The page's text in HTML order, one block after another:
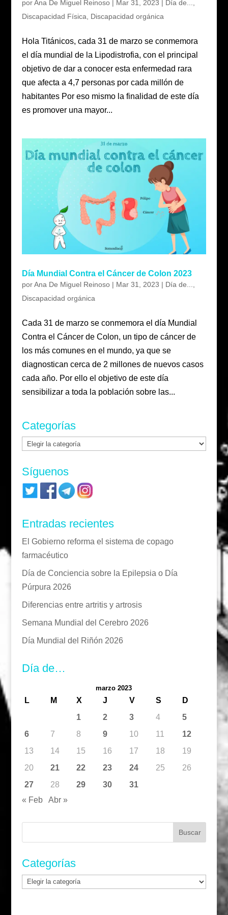
porAna De Miguel Reinoso| Mar 31, 2023 | Día de...
Discapacidad Física
Discapacidad orgánica
Hola Titánicos, cada 31 de marzo se conmemora
el día mundial de la Lipodistrofia, con el principal
objetivo de dar a conocer esta enfermedad rara
que afecta a 4,7 personas por cada millón de
habitantes Por eso mismo la finalidad de este día
es promover una mayor...
Día Mundial Contra el Cáncer de Colon 2023
porAna De Miguel Reinoso| Mar 31, 2023 | Día de...
Discapacidad orgánica
Cada 31 de marzo se conmemora el día Mundial
Contra el Cáncer de Colon, un tipo de cáncer de
los más comunes en el mundo, ya que se
diagnostican cerca de 2 millones de nuevos casos
cada año. Por ello el objetivo de este día
sensibilizar a toda la población sobre las...
Categorías
Categorías
Síguenos
Entradas recientes
El Gobierno reforma el sistema de copago
farmacéutico
Día de Conciencia sobre la Epilepsia o Día
Púrpura 2026
Diferencias entre artritis y artrosis
Semana Mundial del Cerebro 2026
Día Mundial del Riñón 2026
Día de…
marzo 2023
L M X J V S
D
1
2 3 4
5
6
7 8 9 10 11
12
13
14 15 16 17 18
19
20
21 22 23 24 25
26
27
28 29 30
31
« Feb
Abr »
Categorías
Categorías